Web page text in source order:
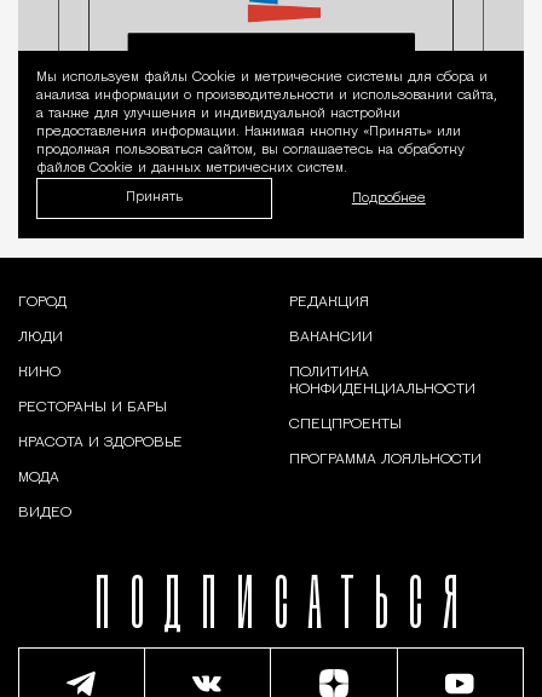
Уведомление
Мы используем файлы Сookie и метрические системы для сбора и
анализа информации о производительности и использовании сайта,
а также для улучшения и индивидуальной настройки
предоставления информации. Нажимая кнопку «Принять» или
продолжая пользоваться сайтом, вы соглашаетесь на обработку
файлов Cookie и данных метрических систем.
Принять Подробнее
ПОДПИСАТЬСЯ
ГОРОД
ЛЮДИ
КИНО
РЕСТОРАНЫ И БАРЫ
КРАСОТА И ЗДОРОВЬЕ
МОДА
ВИДЕО
РЕДАКЦИЯ
ВАКАНСИИ
ПОЛИТИКА
КОНФИДЕНЦИАЛЬНОСТИ
СПЕЦПРОЕКТЫ
ПРОГРАММА ЛОЯЛЬНОСТИ